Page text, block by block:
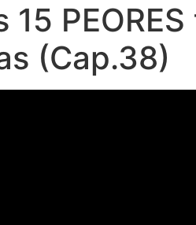
15
(Cap.38)